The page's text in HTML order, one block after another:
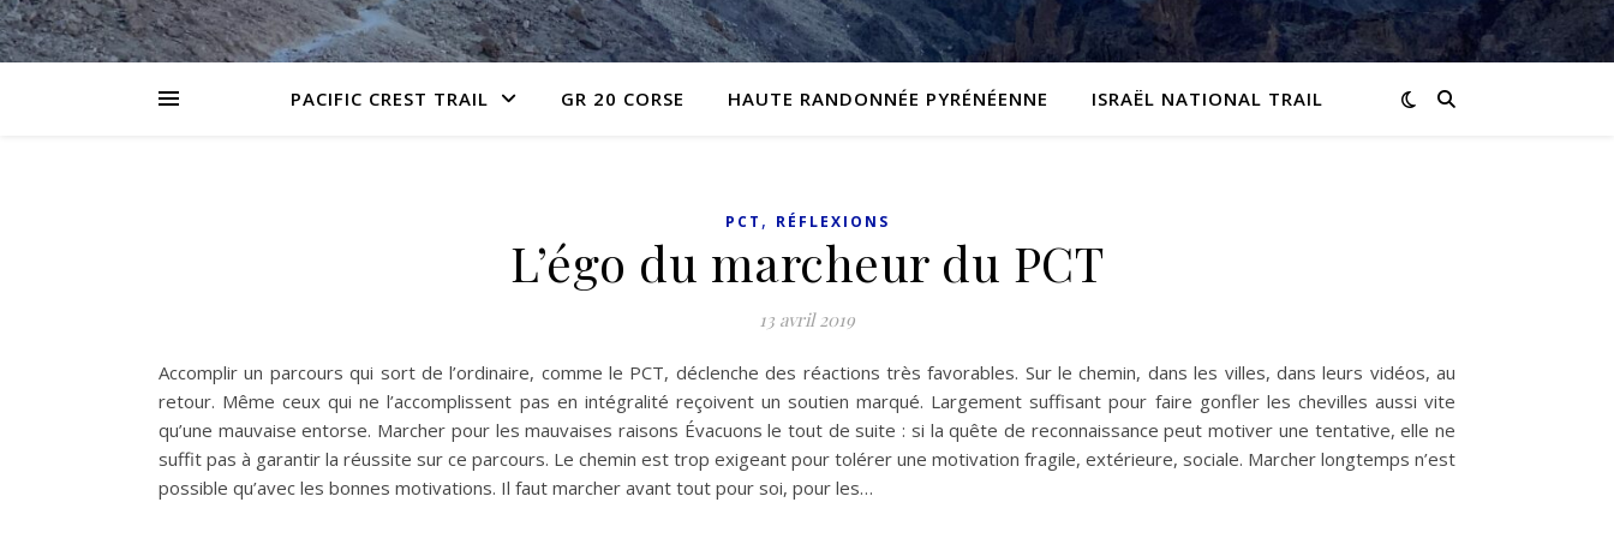
PACIFIC CREST TRAIL GR 20 CORSE HAUTE RANDONNÉE PYRÉNÉENNE ISRAËL NATIONAL TRAIL
PCT , RÉFLEXIONS
L’égo du marcheur du PCT
13 avril 2019
Accomplir un parcours qui sort de l’ordinaire, comme le PCT, déclenche des réactions très favorables. Sur le chemin, dans les villes, dans leurs vidéos, au
retour. Même ceux qui ne l’accomplissent pas en intégralité reçoivent un soutien marqué. Largement suffisant pour faire gonfler les chevilles aussi vite
qu’une mauvaise entorse. Marcher pour les mauvaises raisons Évacuons le tout de suite : si la quête de reconnaissance peut motiver une tentative, elle ne
suffit pas à garantir la réussite sur ce parcours. Le chemin est trop exigeant pour tolérer une motivation fragile, extérieure, sociale. Marcher longtemps n’est
possible qu’avec les bonnes motivations. Il faut marcher avant tout pour soi, pour les…